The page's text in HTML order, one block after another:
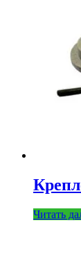
Читать